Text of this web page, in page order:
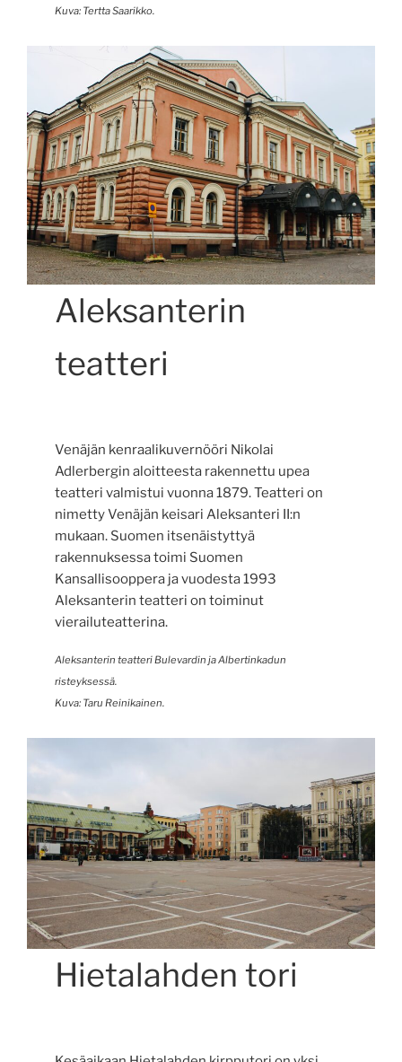
Kuva: Tertta Saarikko.
Aleksanterin
teatteri
Venäjän kenraalikuvernööri Nikolai
Adlerbergin aloitteesta rakennettu upea
teatteri valmistui vuonna 1879. Teatteri on
nimetty Venäjän keisari Aleksanteri II:n
mukaan. Suomen itsenäistyttyä
rakennuksessa toimi Suomen
Kansallisooppera ja vuodesta 1993
Aleksanterin teatteri on toiminut
vierailuteatterina.
Aleksanterin teatteri Bulevardin ja Albertinkadun
risteyksessä.
Kuva: Taru Reinikainen.
Hietalahden tori